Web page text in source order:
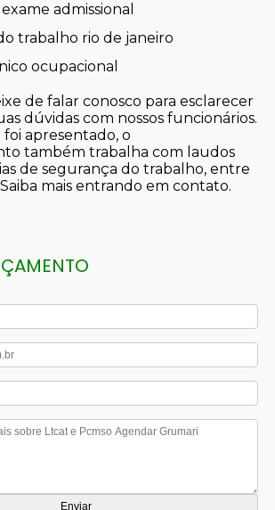
exame admissional
do trabalho rio de janeiro
ocupacional
de falar conosco para esclarecer
dúvidas com nossos funcionários.
apresentado, o
também trabalha com laudos
de segurança do trabalho, entre
mais entrando em contato.